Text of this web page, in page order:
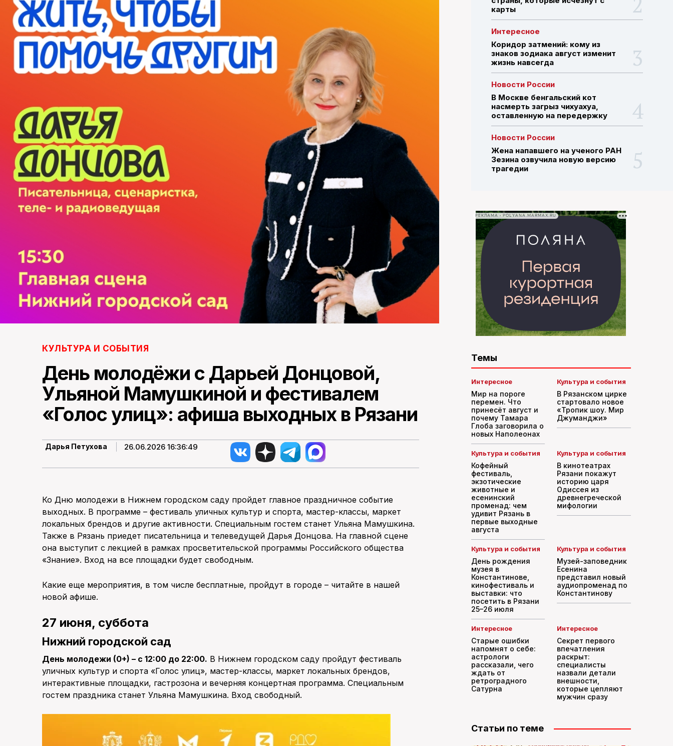
ПОИСК ПО САЙТУ
КУЛЬТУРА И СОБЫТИЯ
День молодёжи с Дарьей Донцовой,
Ульяной Мамушкиной и фестивалем
«Голос улиц»: афиша выходных в Рязани
Дарья Петухова 26.06.2026 16:36:49
Ко Дню молодежи в Нижнем городском саду пройдет главное праздничное событие
выходных. В программе – фестиваль уличных культур и спорта, мастер-классы, маркет
локальных брендов и другие активности. Специальным гостем станет Ульяна Мамушкина.
Также в Рязань приедет писательница и телеведущей Дарья Донцова. На главной сцене
она выступит с лекцией в рамках просветительской программы Российского общества
«Знание». Вход на все площадки будет свободным.
Какие еще мероприятия, в том числе бесплатные, пройдут в городе – читайте в нашей
новой афише.
27 июня, суббота
Нижний городской сад
День молодежи (0+) – с 12:00 до 22:00. В Нижнем городском саду пройдут фестиваль
уличных культур и спорта «Голос улиц», мастер-классы, маркет локальных брендов,
интерактивные площадки, гастрозона и вечерняя концертная программа. Специальным
гостем праздника станет Ульяна Мамушкина. Вход свободный.
карты
Интересное
Коридор затмений: кому из
знаков зодиака август изменит
жизнь навсегда
Новости России
В Москве бенгальский кот
насмерть загрыз чихуахуа,
оставленную на передержку
Новости России
Жена напавшего на ученого РАН
Зезина озвучила новую версию
трагедии
РЕКЛАМА • POLYANA.MARMAX.RU
Темы
Интересное
Мир на пороге
перемен. Что
принесёт август и
почему Тамара
Глоба заговорила о
новых Наполеонах
Культура и события
В Рязанском цирке
стартовало новое
«Тропик шоу. Мир
Джуманджи»
Культура и события
Кофейный
фестиваль,
экзотические
животные и
есенинский
променад: чем
удивит Рязань в
первые выходные
августа
Культура и события
В кинотеатрах
Рязани покажут
историю царя
Одиссея из
древнегреческой
мифологии
Культура и события
День рождения
музея в
Константинове,
кинофестиваль и
выставки: что
посетить в Рязани
25–26 июля
Культура и события
Музей-заповедник
Есенина
представил новый
аудиопроменад по
Константинову
Интересное
Старые ошибки
напомнят о себе:
астрологи
рассказали, чего
ждать от
ретроградного
Сатурна
Интересное
Секрет первого
впечатления
раскрыт:
специалисты
назвали детали
внешности,
которые цепляют
мужчин сразу
Статьи по теме